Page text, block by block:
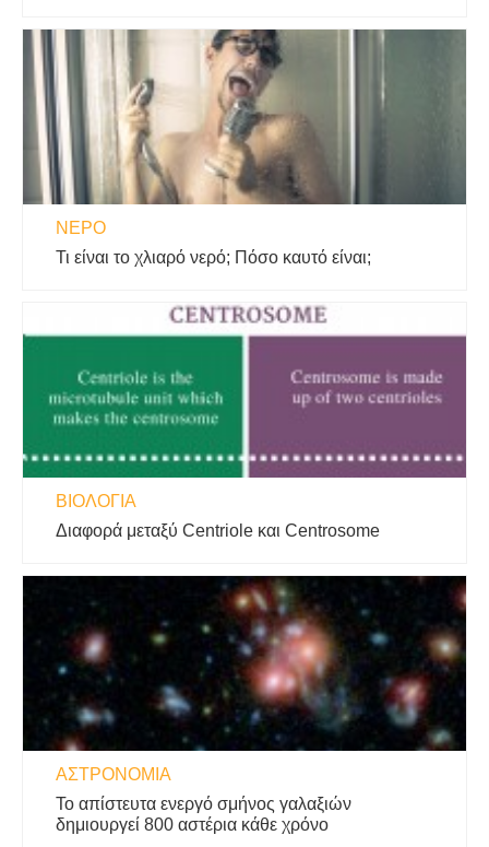
ΝΕΡΌ
Τι είναι το χλιαρό νερό; Πόσο καυτό είναι;
ΒΙΟΛΟΓΊΑ
Διαφορά μεταξύ Centriole και Centrosome
ΑΣΤΡΟΝΟΜΊΑ
Το απίστευτα ενεργό σμήνος γαλαξιών
δημιουργεί 800 αστέρια κάθε χρόνο